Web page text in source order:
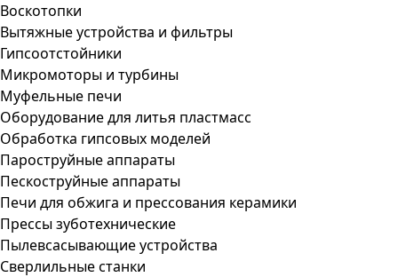
Воскотопки
Вытяжные устройства и фильтры
Гипсоотстойники
Микромоторы и турбины
Муфельные печи
Оборудование для литья пластмасс
Обработка гипсовых моделей
Пароструйные аппараты
Пескоструйные аппараты
Печи для обжига и прессования керамики
Прессы зуботехнические
Пылевсасывающие устройства
Сверлильные станки